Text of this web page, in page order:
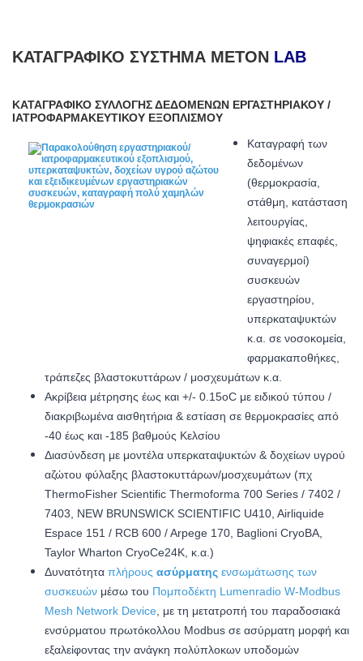
ΚΑΤΑΓΡΑΦΙΚΌ ΣΎΣΤΗΜΑ METON LAB
ΚΑΤΑΓΡΑΦΙΚΌ ΣΥΛΛΟΓΉΣ ΔΕΔΟΜΈΝΩΝ ΕΡΓΑΣΤΗΡΙΑΚΟΎ /
ΙΑΤΡΟΦΑΡΜΑΚΕΥΤΙΚΟΎ ΕΞΟΠΛΙΣΜΟΎ
Καταγραφή των
δεδομένων
(θερμοκρασία,
στάθμη, κατάσταση
λειτουργίας,
ψηφιακές επαφές,
συναγερμοί)
συσκευών
εργαστηρίου,
υπερκαταψυκτών
κ.α. σε νοσοκομεία,
φαρμακαποθήκες,
τράπεζες βλαστοκυττάρων / μοσχευμάτων κ.α.
Ακρίβεια μέτρησης έως και +/- 0.15oC με ειδικού τύπου /
διακριβωμένα αισθητήρια & εστίαση σε θερμοκρασίες από
-40 έως και -185 βαθμούς Κελσίου
Διασύνδεση με μοντέλα υπερκαταψυκτών & δοχείων υγρού
αζώτου φύλαξης βλαστοκυττάρων/μοσχευμάτων (πχ
ThermoFisher Scientific Thermoforma 700 Series / 7402 /
7403, NEW BRUNSWICK SCIENTIFIC U410, Airliquide
Espace 151 / RCB 600 / Arpege 170 , Baglioni CryoBA,
Taylor Wharton CryoCe24K, κ.α.)
Δυνατότητα πλήρους ασύρματης ενσωμάτωσης των
συσκευών μέσω του Πομποδέκτη Lumenradio W-Modbus
Mesh Network Device , με τη μετατροπή του παραδοσιακά
ενσύρματου πρωτόκολλου Modbus σε ασύρματη μορφή και
εξαλείφοντας την ανάγκη πολύπλοκων υποδομών